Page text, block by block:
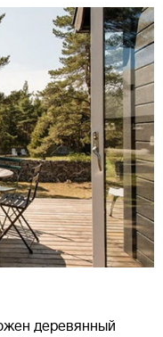
деревянный